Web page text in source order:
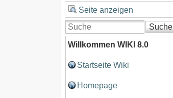
Seite anzeigen
Suche
Willkommen WIKI 8.0
Startseite Wiki
Homepage